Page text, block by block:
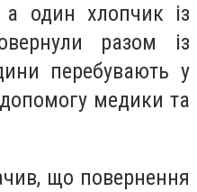
а один хлопчик із
разом із
перебувають у
медики та
що повернення